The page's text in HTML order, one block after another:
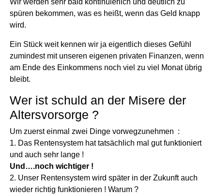
spüren bekommen, was es heißt, wenn das Geld knapp
wird.
Ein Stück weit kennen wir ja eigentlich dieses Gefühl
zumindest mit unseren eigenen privaten Finanzen, wenn
am Ende des Einkommens noch viel zu viel Monat übrig
bleibt.
Wer ist schuld an der Misere der
Altersvorsorge ?
Um zuerst einmal zwei Dinge vorwegzunehmen :
1. Das Rentensystem hat tatsächlich mal gut funktioniert
und auch sehr lange !
Und….noch wichtiger !
2. Unser Rentensystem wird später in der Zukunft auch
wieder richtig funktionieren ! Warum ?